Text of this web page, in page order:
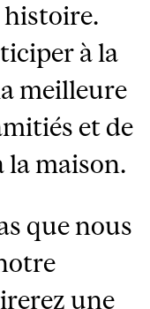
histoire.
à la
meilleure
et de
la maison.
que nous
une